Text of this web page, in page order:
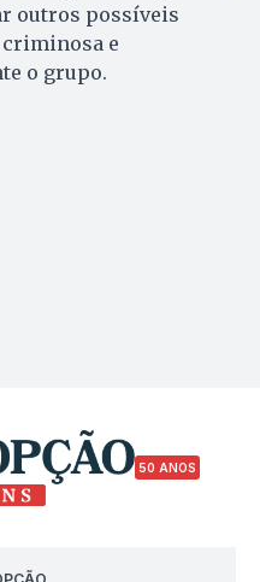
outros possíveis
e
o grupo.
50 ANOS